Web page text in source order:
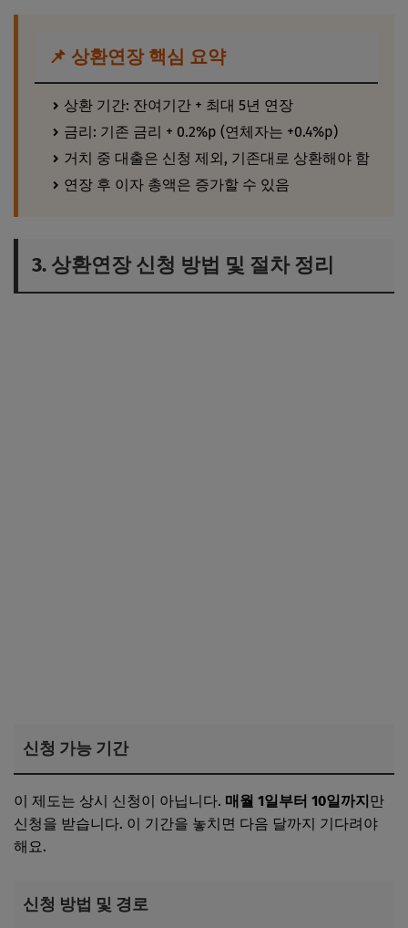
📌 상환연장 핵심 요약
상환 기간: 잔여기간 + 최대 5년 연장
금리: 기존 금리 + 0.2%p (연체자는 +0.4%p)
거치 중 대출은 신청 제외, 기존대로 상환해야 함
연장 후 이자 총액은 증가할 수 있음
3. 상환연장 신청 방법 및 절차 정리
신청 가능 기간
이 제도는 상시 신청이 아닙니다. 매월 1일부터 10일까지만
신청을 받습니다. 이 기간을 놓치면 다음 달까지 기다려야
해요.
신청 방법 및 경로